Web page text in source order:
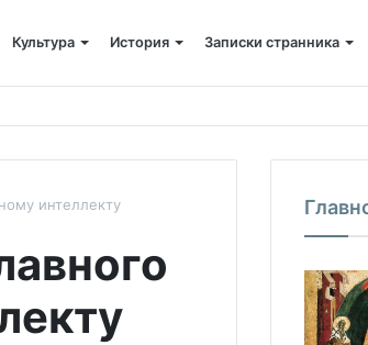
Культура История Записки странника
о почившем схиархимандрите Пахомии
интеллекту